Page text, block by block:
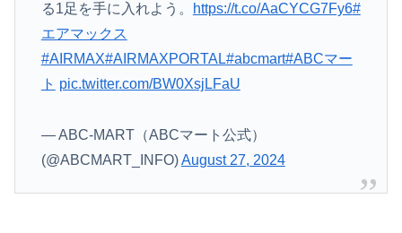
る1足を手に入れよう。
https://t.co/AaCYCG7Fy6#
エアマックス
#AIRMAX#AIRMAXPORTAL#abcmart#ABCマー
ト pic.twitter.com/BW0XsjLFaU
— ABC-MART（ABCマート公式）
(@ABCMART_INFO)August 27, 2024